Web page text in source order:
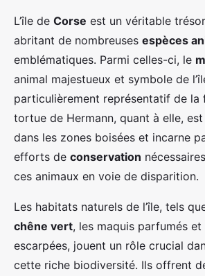
L’île de Corse est un véritable
abritant de nombreuses espèces
emblématiques. Parmi celles-ci, le
animal majestueux et symbole de
particulièrement représentatif de la
tortue de Hermann, quant à elle,
dans les zones boisées et incarne
efforts de conservation
ces animaux en voie de disparition.
Les habitats naturels de l’île, tels
chêne vert, les maquis parfumés et
escarpées, jouent un rôle crucial
cette riche biodiversité. Ils offrent